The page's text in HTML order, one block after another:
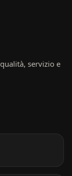
servizio e